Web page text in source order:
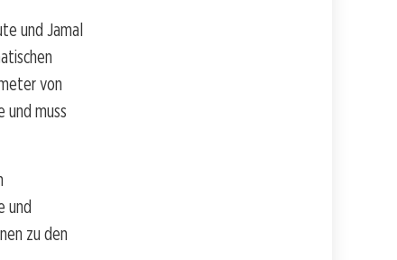
und Jamal
von
und muss
und
zu den